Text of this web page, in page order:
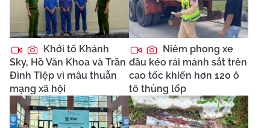
Khởi tố Khánh
Sky, Hồ Văn Khoa và Trần
Đình Tiệp vì mâu thuẫn
mạng xã hội
Niêm phong xe
đầu kéo rải mảnh sắt trên
cao tốc khiến hơn 120 ô
tô thủng lốp